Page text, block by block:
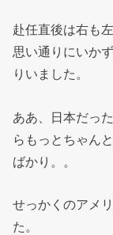
赴任直後は右も
思い通りにいか
りいました。
ああ、日本だっ
らもっとちゃん
ばかり。。
せっかくのアメ
た。